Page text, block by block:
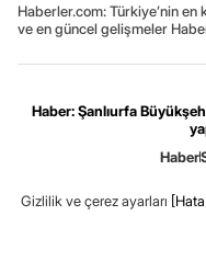
Haberler.com: Türkiye’nin
ve en güncel gelişmeler
Haber: Şanlıurfa
Haber
Gizlilik ve çerez ayarları